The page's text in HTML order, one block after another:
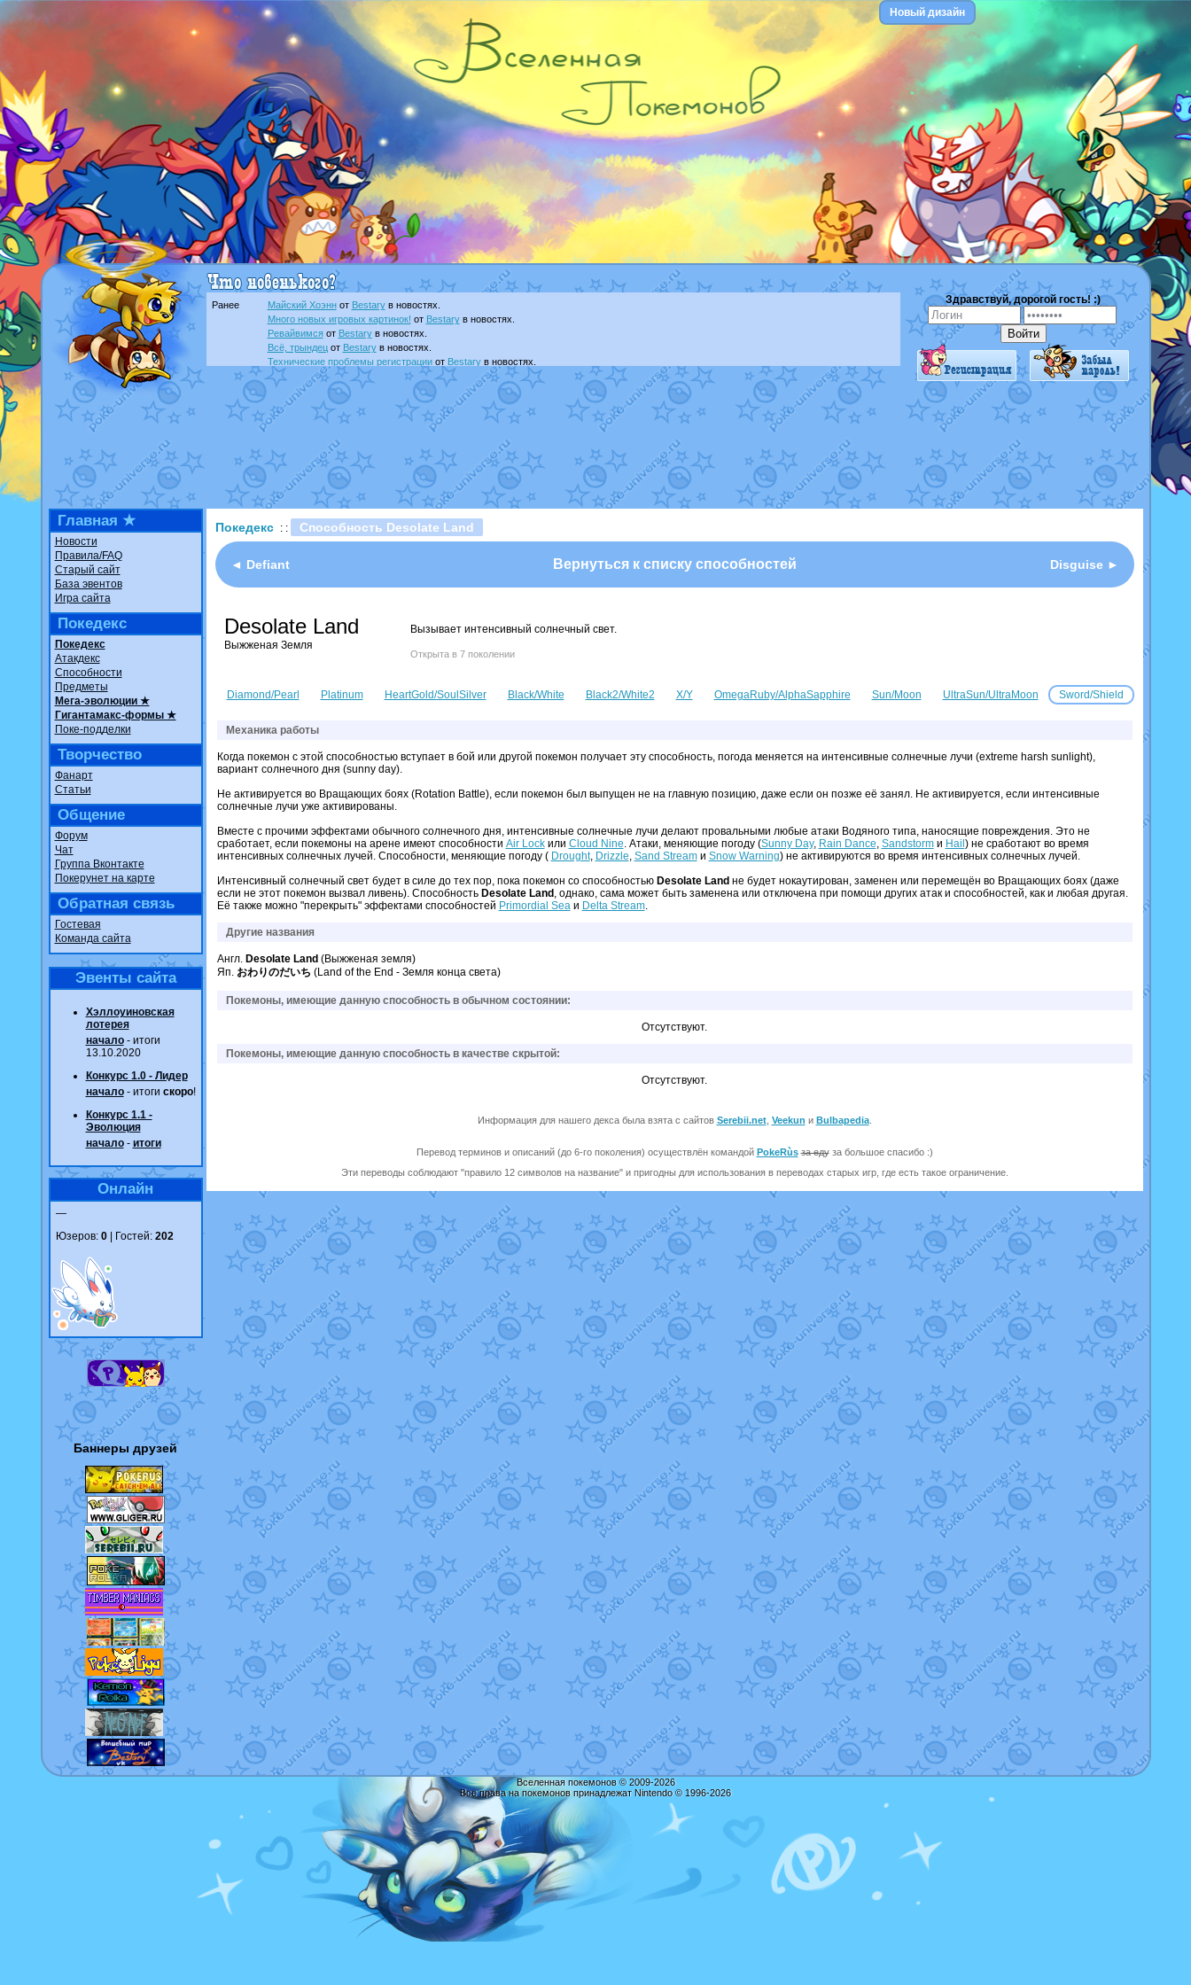
Новый дизайн
Ранее Майский Хоэннот Bestaryв новостях.
Много новых игровых картинок! от Bestaryв новостях.
Ревайвимсяот Bestaryв новостях.
Всё, трындецот Bestaryв новостях.
Технические проблемы регистрацииот Bestaryв новостях.
доброе утро славянеот Dakkuв фанарте.
Йолда и МимикьюотMavisNyanCat
в фанарте.
Недовольный котомангуст
отRandomon
в фанарте.
The Dark Wishmakerот Randomon
в фанарте.
в фанарте.
ilovearceus
Raging Boltот GraceDaFox
в фанарте.
Shadow mismagiusот
в фанарте.
художник
отvicavica в фанарте.
Здравствуй, дорогой гость! :)
Главная ★
Новости
Правила/FAQ
Старый сайт
База эвентов
Игра сайта
Покедекс
Покедекс
Атакдекс
Способности
Предметы
Мега-эволюции ★
Гигантамакс-формы ★
Поке-подделки
Творчество
Фанарт
Статьи
Общение
Форум
Чат
Группа Вконтакте
Покерунет на карте
Обратная связь
Гостевая
Команда сайта
Эвенты сайта
Хэллоуиновская
лотерея
начало- итоги
13.10.2020
Конкурс 1.0 - Лидер
начало- итоги скоро!
Конкурс 1.1 -
Эволюция
начало- итоги
Онлайн
—
Юзеров: 0| Гостей: 202
Баннеры друзей
Покедекс : : Способность Desolate Land
◄ Defiant Вернуться к списку способностей Disguise ►
Desolate Land
Выжженая Земля
Вызывает интенсивный солнечный свет.
Открыта в 7 поколении
Diamond/Pearl Platinum HeartGold/SoulSilver Black/White Black2/White2 X/Y OmegaRuby/AlphaSapphire Sun/Moon UltraSun/UltraMoon Sword/Shield
Механика работы
Когда покемон с этой способностью вступает в бой или другой покемон получает эту способность, погода меняется на интенсивные солнечные лучи (extreme harsh sunlight),
вариант солнечного дня (sunny day).
Не активируется во Вращающих боях (Rotation Battle), если покемон был выпущен не на главную позицию, даже если он позже её занял. Не активируется, если интенсивные
солнечные лучи уже активированы.
Вместе с прочими эффектами обычного солнечного дня, интенсивные солнечные лучи делают провальными любые атаки Водяного типа, наносящие повреждения. Это не
сработает, если покемоны на арене имеют способности Air Lockили Cloud Nine. Атаки, меняющие погоду (Sunny Day, Rain Dance, Sandstormи Hail ) не сработают во время
интенсивных солнечных лучей. Способности, меняющие погоду ( Drought, Drizzle, Sand Streamи Snow Warning) не активируются во время интенсивных солнечных лучей.
Интенсивный солнечный свет будет в силе до тех пор, пока покемон со способностью Desolate Land не будет нокаутирован, заменен или перемещён во Вращающих боях (даже
если не этот покемон вызвал ливень). Способность Desolate Land , однако, сама может быть заменена или отключена при помощи других атак и способностей, как и любая другая.
Её также можно "перекрыть" эффектами способностей Primordial Seaи Delta Stream.
Другие названия
Англ. Desolate Land (Выжженая земля)
Яп. おわりのだいち (Land of the End - Земля конца света)
Покемоны, имеющие данную способность в обычном состоянии:
Отсутствуют.
Покемоны, имеющие данную способность в качестве скрытой:
Отсутствуют.
Информация для нашего декса была взята с сайтов Serebii.net, Veekun и Bulbapedia.
Перевод терминов и описаний (до 6-го поколения) осуществлён командой PokeRùs за едуза большое спасибо :)
Эти переводы соблюдают "правило 12 символов на название" и пригодны для использования в переводах старых игр, где есть такое ограничение.
Вселенная покемонов © 2009-2026
Все права на покемонов принадлежат Nintendo © 1996-2026